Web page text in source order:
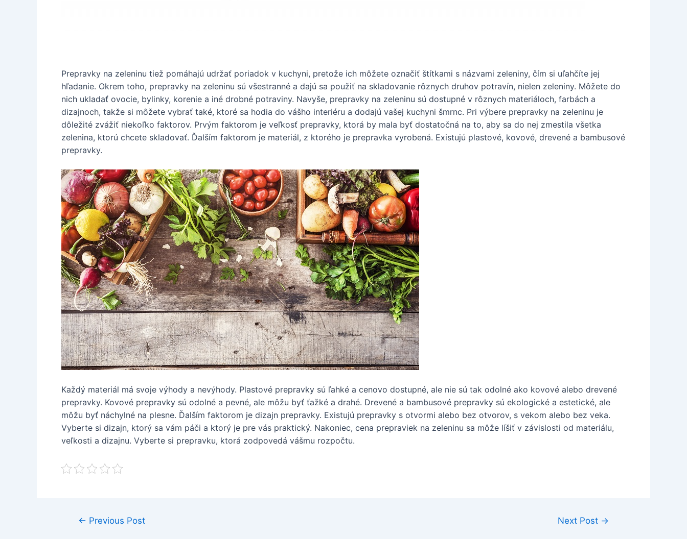
Prepravky na zeleninu tiež pomáhajú udržať poriadok v kuchyni, pretože ich môžete označiť štítkami s názvami zeleniny, čím si uľahčíte jej
hľadanie. Okrem toho, prepravky na zeleninu sú všestranné a dajú sa použiť na skladovanie rôznych druhov potravín, nielen zeleniny. Môžete do
nich ukladať ovocie, bylinky, korenie a iné drobné potraviny. Navyše, prepravky na zeleninu sú dostupné v rôznych materiáloch, farbách a
dizajnoch, takže si môžete vybrať také, ktoré sa hodia do vášho interiéru a dodajú vašej kuchyni šmrnc. Pri výbere prepravky na zeleninu je
dôležité zvážiť niekoľko faktorov. Prvým faktorom je veľkosť prepravky, ktorá by mala byť dostatočná na to, aby sa do nej zmestila všetka
zelenina, ktorú chcete skladovať. Ďalším faktorom je materiál, z ktorého je prepravka vyrobená. Existujú plastové, kovové, drevené a bambusové
prepravky.
Každý materiál má svoje výhody a nevýhody. Plastové prepravky sú ľahké a cenovo dostupné, ale nie sú tak odolné ako kovové alebo drevené
prepravky. Kovové prepravky sú odolné a pevné, ale môžu byť ťažké a drahé. Drevené a bambusové prepravky sú ekologické a estetické, ale
môžu byť náchylné na plesne. Ďalším faktorom je dizajn prepravky. Existujú prepravky s otvormi alebo bez otvorov, s vekom alebo bez veka.
Vyberte si dizajn, ktorý sa vám páči a ktorý je pre vás praktický. Nakoniec, cena prepraviek na zeleninu sa môže líšiť v závislosti od materiálu,
veľkosti a dizajnu. Vyberte si prepravku, ktorá zodpovedá vášmu rozpočtu.
Post← Previous Post Next Post →